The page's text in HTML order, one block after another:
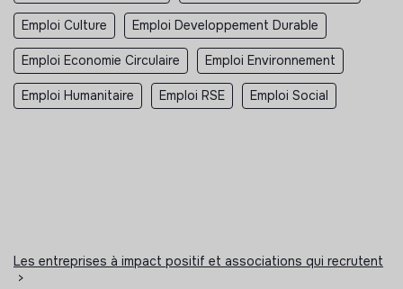
Emploi Culture Emploi Developpement Durable
Emploi Economie Circulaire Emploi Environnement
Emploi Humanitaire Emploi RSE Emploi Social
Les entreprises à impact positif et associations qui recrutent
>